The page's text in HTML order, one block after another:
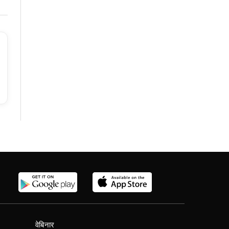
वेबिनार